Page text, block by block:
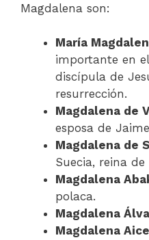
Magdalena son:
María
importante en
discípula de
resurrección.
Magdalena de
esposa de
Magdalena de
Suecia, reina
Magdalena
polaca.
Magdalena
Magdalena